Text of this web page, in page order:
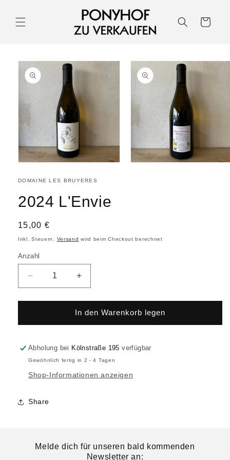
Warenkorb
DOMAINE LES BRUYERES
2024 L'Envie
15,00 €
Inkl. Steuern. Versand wird beim Checkout berechnet
Anzahl
In den Warenkorb legen
Abholung bei Kölnstraße 195 verfügbar
Gewöhnlich fertig in 2 - 4 Tagen
Shop-Informationen anzeigen
Share
Melde dich für unseren bald kommenden
Newsletter an: